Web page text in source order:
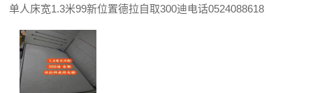
单人床宽1.3米99新位置德拉自取300迪电话0524088618